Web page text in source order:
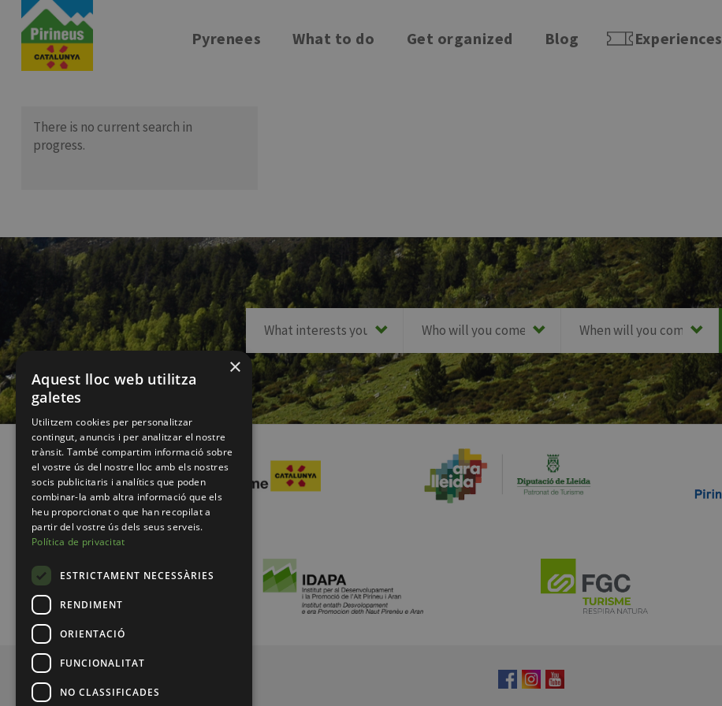
main
content
Pyrenees What to do Get organized Blog Experiences
There is no current search in
progress.
© 2026 Pirineus de Catalunya
×
Aquest lloc web utilitza
galetes
Utilitzem cookies per personalitzar
contingut, anuncis i per analitzar el nostre
trànsit. També compartim informació sobre
el vostre ús del nostre lloc amb els nostres
socis publicitaris i analítics que poden
combinar-la amb altra informació que els
heu proporcionat o que han recopilat a
partir del vostre ús dels seus serveis.
Política de privacitat
ESTRICTAMENT NECESSÀRIES
RENDIMENT
ORIENTACIÓ
FUNCIONALITAT
NO CLASSIFICADES